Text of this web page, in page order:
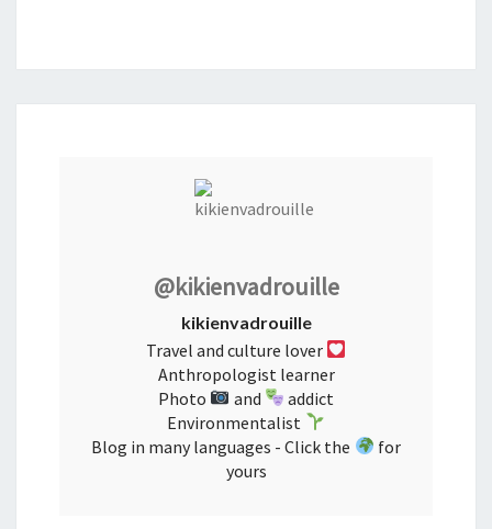
@kikienvadrouille
kikienvadrouille
Travel and culture lover
Anthropologist learner
Photo
and
addict
Environmentalist
Blog in many languages - Click the
for
yours